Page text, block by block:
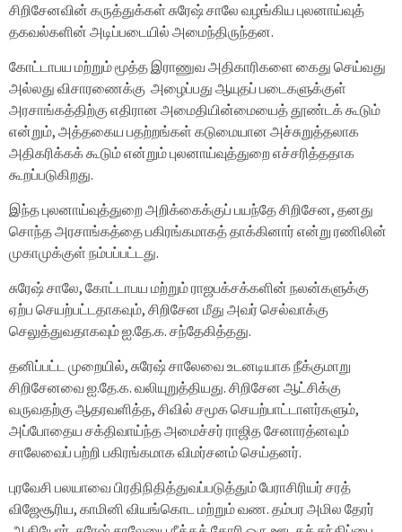
சிறிசேனவின் கருத்துக்கள் சுரேஷ் சாலே வழங்கிய புலனாய்வுத்
தகவல்களின் அடிப்படையில் அமைந்திருந்தன.
கோட்டாபய மற்றும் மூத்த இராணுவ அதிகாரிகளை கைது செய்வது
அல்லது விசாரணைக்கு அழைப்பது ஆயுதப் படைகளுக்குள்
அரசாங்கத்திற்கு எதிரான அமைதியின்மையைத் தூண்டக் கூடும்
என்றும், அத்தகைய பதற்றங்கள் கடுமையான அச்சுறுத்தலாக
அதிகரிக்கக் கூடும் என்றும் புலனாய்வுத்துறை எச்சரித்ததாக
கூறப்படுகிறது.
இந்த புலனாய்வுத்துறை அறிக்கைக்குப் பயந்தே சிறிசேன, தனது
சொந்த அரசாங்கத்தை பகிரங்கமாகத் தாக்கினார் என்று ரணிலின்
முகாமுக்குள் நம்பப்பட்டது.
சுரேஷ் சாலே, கோட்டாபய மற்றும் ராஜபக்சக்களின் நலன்களுக்கு
ஏற்ப செயற்பட்டதாகவும், சிறிசேன மீது அவர் செல்வாக்கு
செலுத்துவதாகவும் ஐ.தே.க. சந்தேகித்தது.
தனிப்பட்ட முறையில், சுரேஷ் சாலேவை உடனடியாக நீக்குமாறு
சிறிசேனவை ஐ.தே.க. வலியுறுத்தியது. சிறிசேன ஆட்சிக்கு
வருவதற்கு ஆதரவளித்த, சிவில் சமூக செயற்பாட்டாளர்களும்,
அப்போதைய சக்திவாய்ந்த அமைச்சர் ராஜித சேனாரத்னவும்
சாலேவைப் பற்றி பகிரங்கமாக விமர்சனம் செய்தனர்.
புரவேசி பலயாவை பிரதிநிதித்துவப்படுத்தும் பேராசிரியர் சரத்
விஜேசூரிய, காமினி வியங்கொட மற்றும் வண. தம்பர அமில தேரர்